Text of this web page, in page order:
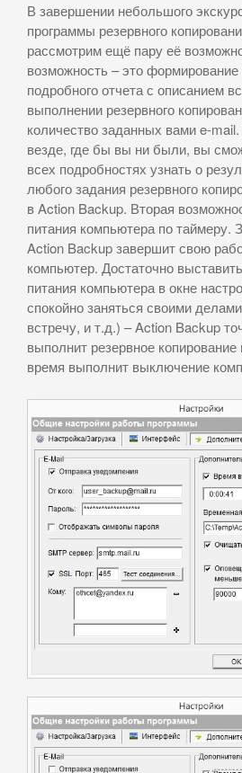
В завершении небольшого
программы резервного
рассмотрим ещё пару её
возможность – это формирование
подробного отчета с описанием
выполнении резервного
количество заданных вами e-
везде, где бы вы ни были, вы
всех подробностях узнать о
любого задания резервного
в Action Backup. Вторая
питания компьютера по таймеру.
Action Backup завершит свою
компьютер. Достаточно
питания компьютера в окне
спокойно заняться своими
встречу, и т.д.) – Action Backup
выполнит резервное
время выполнит выключение